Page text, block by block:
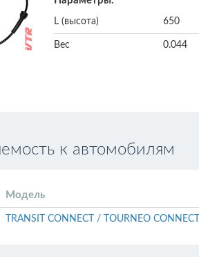
L (высота) 650
Вес 0.044
к автомобилям
Модель
TRANSIT CONNECT / TOURNEO CONNECT